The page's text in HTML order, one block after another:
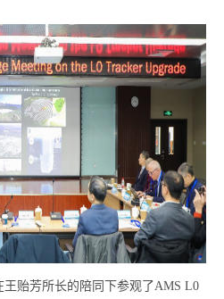
贻芳所长的陪同下参观了AMS L0